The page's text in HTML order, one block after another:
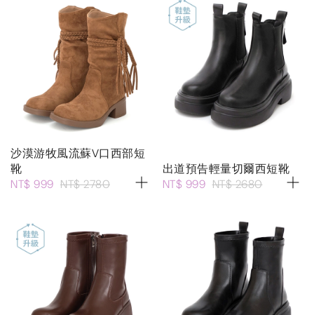
沙漠游牧風流蘇V口西部短
靴
NT$ 999 NT$ 2780
出道預告輕量切爾西短靴
NT$ 999 NT$ 2680